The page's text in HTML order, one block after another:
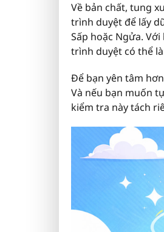
Về bản chất, tung
trình duyệt để lấy
Sấp hoặc Ngửa.
trình duyệt có thể
Để bạn yên tâm
Và nếu bạn muốn
kiểm tra này tách